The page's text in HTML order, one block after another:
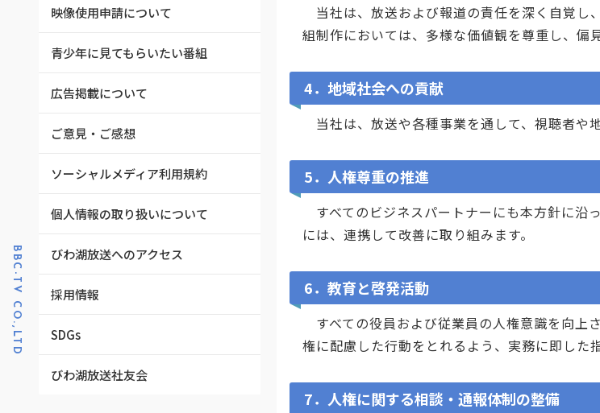
映像使用申請について
青少年に見てもらいたい番組
広告掲載について
ご意見・ご感想
ソーシャルメディア利用規約
個人情報の取り扱いについて
びわ湖放送へのアクセス
採用情報
SDGs
びわ湖放送社友会
当社は、放送および報道の責任を深く自覚し
組制作においては、多様な価値観を尊重し、偏
4．地域社会への貢献
当社は、放送や各種事業を通して、視聴者や
5．人権尊重の推進
すべてのビジネスパートナーにも本方針に沿
には、連携して改善に取り組みます。
6．教育と啓発活動
すべての役員および従業員の人権意識を向上
権に配慮した行動をとれるよう、実務に即した
7．人権に関する相談・通報体制の整備
BBC-TV CO.,LTD